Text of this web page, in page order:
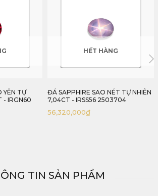
YÊN TỰ
- IRGN60
HẾT HÀNG
ĐÁ SAPPHIRE SAO NÉT TỰ NHIÊN
7,04CT - IRSS56 2503704
56,320,000₫
TIN SẢN PHẨM